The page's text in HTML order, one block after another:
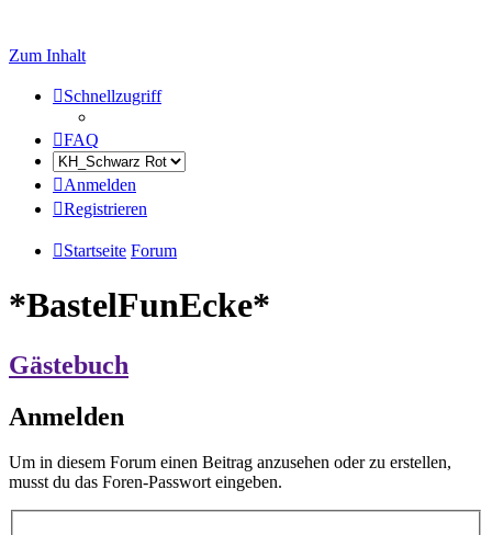
Zum Inhalt
Schnellzugriff
FAQ
Anmelden
Registrieren
Startseite Forum
*BastelFunEcke*
Gästebuch
Anmelden
Um in diesem Forum einen Beitrag anzusehen oder zu erstellen,
musst du das Foren-Passwort eingeben.